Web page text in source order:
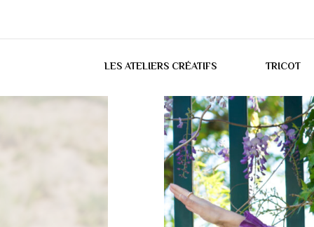
LES ATELIERS CRÉATIFS TRICOT